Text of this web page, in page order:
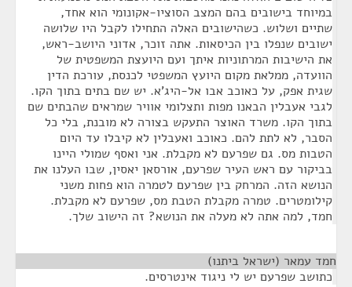
במיוחד בישובים בהם המצב הסוציו-אקונומי הוא אחד,
שתיים ושלוש. כשהישובים האלה התחילו לקבל היו שלושה
ישובים שנפלו בין הכיסאות. אתה זוכר, אדוני היושב-ראש,
את הישיבות המרתוניות איתך ועם היועצת המשפטית של
הוועדה, ממלאת מקום היועץ המשפטי לכנסת, עורכת הדין
שגית אפק, על כאוכב אבו אל-היג'א. יש שם בתים בתוך הקו.
לגבי אעבלין הבאנו מפות ותצלומי אוויר שמראים שהבתים שם
בתוך הקו. משרד האוצר התעקש בצורה לא מובנת, בלי כל
הסבר, לא לתת להם. כאוכב ואעבלין לא קיבלו עד היום
הטבות מס. גם שפרעם לא מקבלת. אני ואסף שמולי היינו
בביקור עם ראש העיר שפרעם, אורסאן יאסין, שבו העלנו את
הנושא הזה. המרחק בין שפרעם לטמרה הוא פחות משני
קילומטרים. טמרה מקבלת הטבת מס, שפרעם לא מקבלת.
חמד, למה אתה לא מעלה את הנושא? זה הישוב שלך.
חמד עמאר (ישראל ביתנו)
כתושב שפרעם יש לי ניגוד אינטרסים.